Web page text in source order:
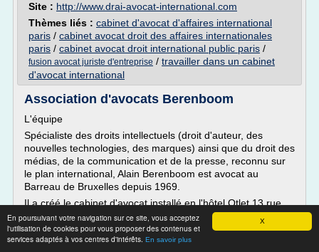
X
En poursuivant votre navigation sur ce site, vous acceptez
l'utilisation de cookies pour vous proposer des contenus et
services adaptés à vos centres d'intérêts. En savoir plus
Site : http://www.drai-avocat-international.com
Thèmes liés : cabinet d'avocat d'affaires international
paris / cabinet avocat droit des affaires internationales
paris / cabinet avocat droit international public paris /
fusion avocat juriste d'entreprise / travailler dans un cabinet
d'avocat international
Association d'avocats Berenboom
L'équipe
Spécialiste des droits intellectuels (droit d'auteur, des
nouvelles technologies, des marques) ainsi que du droit des
médias, de la communication et de la presse, reconnu sur
le plan international, Alain Berenboom est avocat au
Barreau de Bruxelles depuis 1969.
Il a créé le cabinet d'avocat installé en l'hôtel Otlet 13 rue
de Florence à Bruxelles en 1976.
Il est également...